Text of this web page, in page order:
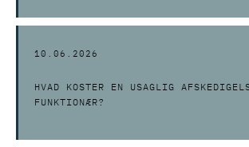
10.06.2026
HVAD KOSTER EN USAGLIG
FUNKTIONÆR?